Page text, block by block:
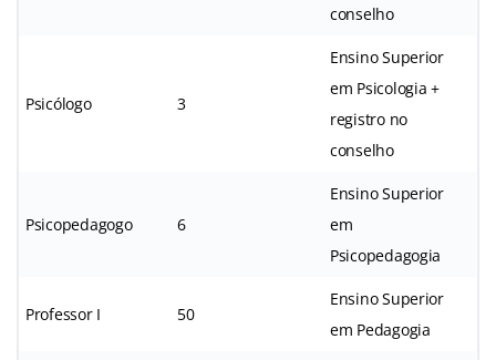
conselho
Psicólogo 3
Ensino Superior
em Psicologia +
registro no
conselho
Psicopedagogo 6
Ensino Superior
em
Psicopedagogia
Professor I 50
Ensino Superior
em Pedagogia